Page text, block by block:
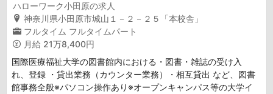
ハローワーク小田原の求人
神奈川県小田原市城山１－２－２５「本校舎」
フルタイム フルタイムパート
月給 21万8,400円
国際医療福祉大学の図書館内における・図書・雑誌の受け入
れ、登録 ・貸出業務（カウンター業務）・相互貸出 など、図書
館事務全般※パソコン操作あり※オープンキャンパス等の大学イ